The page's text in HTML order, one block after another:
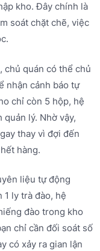
kho. Đây chính là
soát chặt chẽ, việc
chủ quán có thể chủ
nhận cảnh báo tự
chỉ còn 5 hộp, hệ
lý. Nhờ vậy,
thay vì đợi đến
hàng.
liệu tự động
1 ly trà đào, hệ
đào trong kho
chỉ cần đối soát số
có xảy ra gian lận